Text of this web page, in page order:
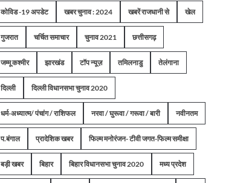
कोविड -19 अपडेट खबर चुनाव : 2024 खबरें राजधानी से खेल
गुजरात चर्चित समाचार चुनाव 2021 छत्तीसगढ़
जम्मू कश्मीर झारखंड टॉप न्यूज़ तमिलनाडु तेलंगाना
दिल्ली दिल्ली विधानसभा चुनाव 2020
धर्म-अध्यात्म/ पंचांग / राशिफल नरवा / घुरूवा / गरूवा / बारी नवीनतम
प.बंगाल प्रादेशिक खबर फिल्म मनोरंजन- टीवी जगत-फिल्म समीक्षा
बड़ी खबर बिहार बिहार विधानसभा चुनाव 2020 मध्य प्रदेश